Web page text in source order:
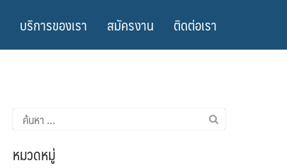
บริการของเรา สมัครงาน ติดต่อเรา
ค้นหา
สำหรับ:
หมวดหมู่